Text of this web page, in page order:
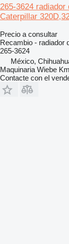
265-3624
Caterpillar
Precio a consultar
Recambio - radiador
265-3624
México,
Maquinaria Wiebe
Contacte con el